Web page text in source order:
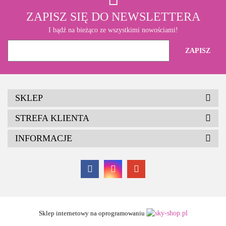
ZAPISZ SIĘ DO NEWSLETTERA
I bądź na bieżąco ze wszystkimi nowościami!
SKLEP
STREFA KLIENTA
INFORMACJE
Sklep internetowy na oprogramowaniu